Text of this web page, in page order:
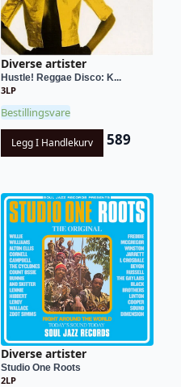
Diverse artister
Hustle! Reggae Disco: K...
3LP
Bestillingsvare
Legg I Handlekurv 589
Diverse artister
Studio One Roots
2LP